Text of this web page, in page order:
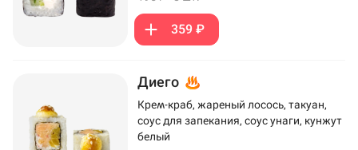
359 ₽
Диего
Крем-краб, жареный лосось, такуан,
соус для запекания, соус унаги, кунжут
белый